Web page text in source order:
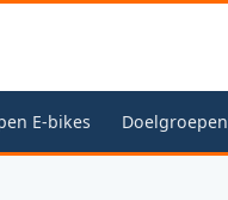
E-bikes Doelgroepen